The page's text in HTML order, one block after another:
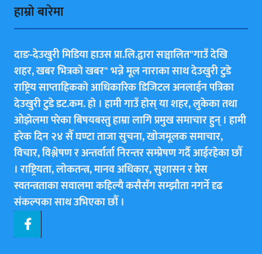
हाम्राे बारेमा
दाङ-देउखुरी मिडिया हाउस प्रा.लि.द्वारा सञ्चालित"गाउँ देखि
शहर, खबर भित्रकाे खबर" भन्ने मूल नाराका साथ देउखुरी टुडे
राष्ट्रिय साप्ताहिककाे आधिकारिक डिजिटल अनलाईन पत्रिका
देउखुरी टुडे डट.कम. हाे । हामी गाउँ हाेस् या शहर, लुकेका तथा
ओझेलमा परेका बिषयबस्तु हाम्रा लागि प्रमुख समाचार हुन् । हामी
हरेक दिन २४ सैँ घण्टा ताजा सुचना, खोजमूलक समाचार,
विचार, विश्लेषण र अन्तर्वार्ता निरन्तर सम्प्रेषण गर्दै आईरहेका छाैँ
। राष्ट्रियता, लोकतन्त्र, मानव अधिकार, सुशासन र प्रेस
स्वतन्त्रताका सवालमा कहिल्यै कसैसँग सम्झौता नगर्ने दृढ
संकल्पका साथ उभिएका छाैँ ।